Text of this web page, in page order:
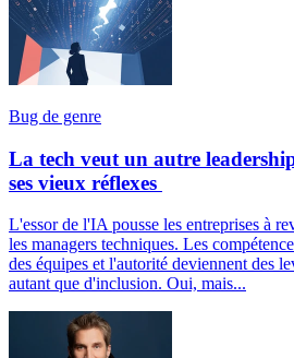
Bug de genre
La tech veut un autre
ses vieux réflexes
L'essor de l'IA pousse les entreprises à
les managers techniques. Les
des équipes et l'autorité deviennent des
autant que d'inclusion. Oui, mais...